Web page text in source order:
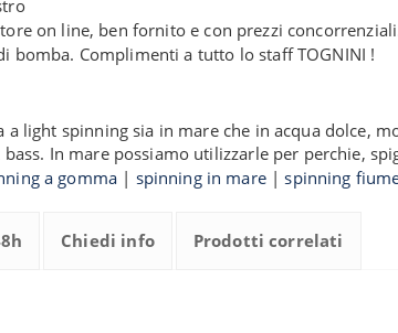
on line, ben fornito e con prezzi
bomba. Complimenti a tutto lo staff TOGNINI !
light spinning sia in mare che in acqua dolce,
In mare possiamo utilizzarle per perchie,
a gomma | spinning in mare|spinning
Chiedi info Prodotti correlati